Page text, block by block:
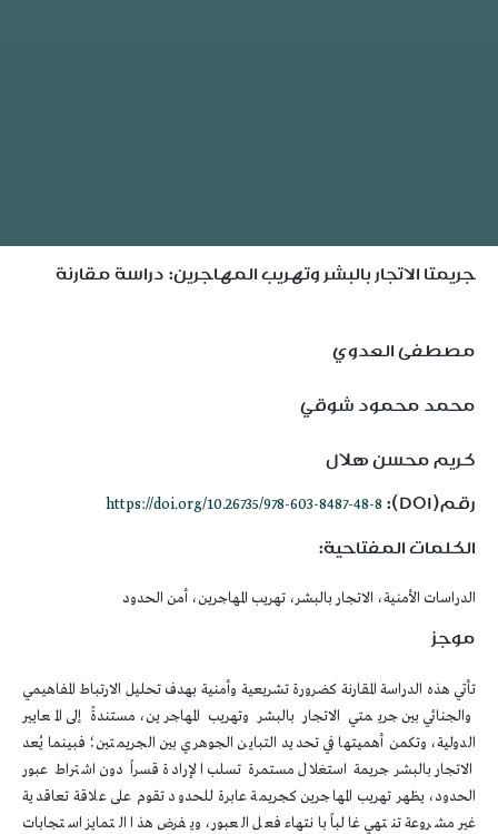
جريمتا الاتجار بالبشر وتهريب المهاجرين: دراسة مقارنة
مصطفى العدوي
محمد محمود شوقي
كريم محسن هلال
رقم(DOI):
https://doi.org/10.26735/978-603-8487-48-8
الكلمات المفتاحية:
الدراسات الأمنية، الاتجار بالبشر، تهريب المهاجرين، أمن الحدود
موجز
تأتي هذه الدراسة المقارنة كضرورة تشريعية وأمنية بهدف تحليل الارتباط المفاهيمي
والجنائي بين جريمتي الاتجار بالبشر وتهريب المهاجرين، مستندةً إلى المعايير
الدولية، وتكمن أهميتها في تحديد التباين الجوهري بين الجريمتين؛ فبينما يُعد
الاتجار بالبشر جريمة استغلال مستمرة تسلب الإرادة قسراً دون اشتراط عبور
الحدود، يظهر تهريب المهاجرين كجريمة عابرة للحدود تقوم على علاقة تعاقدية
غير مشروعة تنتهي غالباً بانتهاء فعل العبور، ويفرض هذا التمايز استجابات